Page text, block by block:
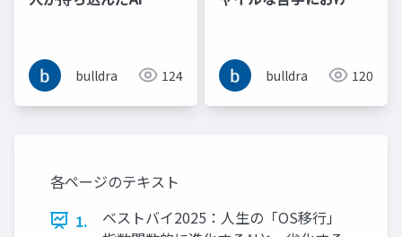
切り抜き動画を生成す
るためのロケ地となる
bulldra 124
マンドパターンによる
振る舞い制御の検討
bulldra 120
各ページのテキスト
1.
ベストバイ2025：人生の「OS移行」